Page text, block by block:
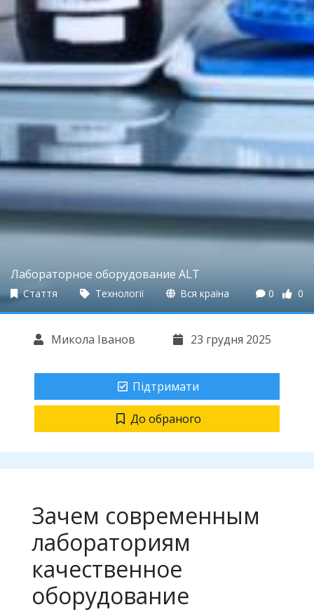
Лабораторное оборудование ALT
Стаття Технології Вся країна 0 0
Микола Іванов 23 грудня 2025
Підтримати
До обраного
Зачем современным
лабораториям
качественное
оборудование